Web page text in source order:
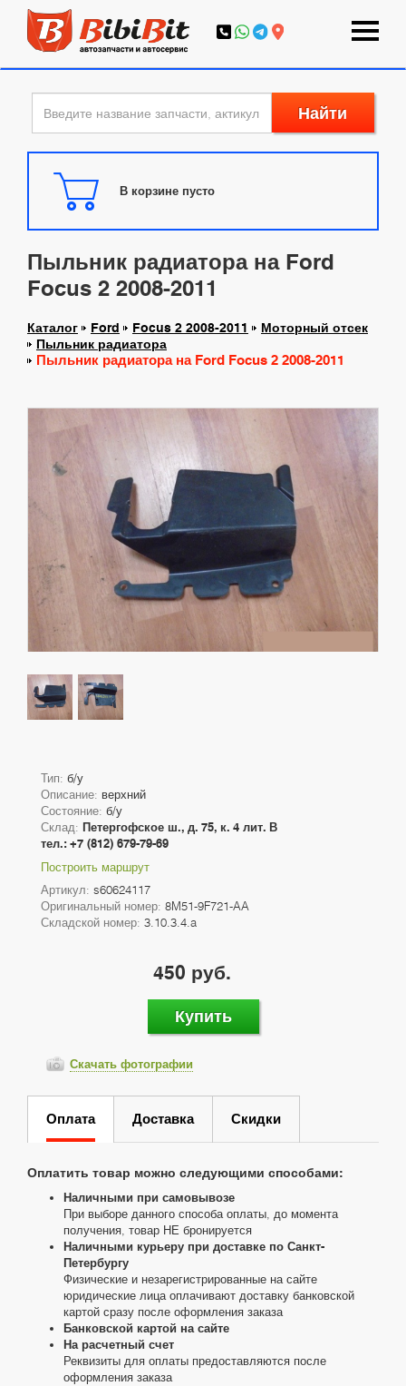
Найти
В корзине пусто
Пыльник радиатора на Ford
Focus 2 2008-2011
Каталог Ford Focus 2 2008-2011
Моторный отсек
Пыльник радиатора
Пыльник радиатора на Ford Focus 2 2008-2011
Тип: б/у
Описание: верхний
Состояние: б/у
Склад: Петергофское ш., д. 75, к. 4 лит. В
тел.: +7 (812) 679-79-69
Построить маршрут
Артикул: s60624117
Оригинальный номер: 8M51-9F721-AA
Складской номер: 3.10.3.4.a
450 руб.
Купить
Скачать фотографии
Оплата Доставка Скидки
Оплатить товар можно следующими способами:
Наличными при самовывозе
При выборе данного способа оплаты, до момента
получения, товар НЕ бронируется
Наличными курьеру при доставке по Санкт-
Петербургу
Физические и незарегистрированные на сайте
юридические лица оплачивают доставку банковской
картой сразу после оформления заказа
Банковской картой на сайте
На расчетный счет
Реквизиты для оплаты предоставляются после
оформления заказа